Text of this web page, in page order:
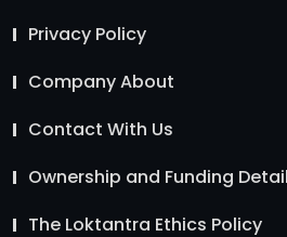
Privacy Policy
Company About
Contact With Us
Ownership and Funding
The Loktantra Ethics Policy